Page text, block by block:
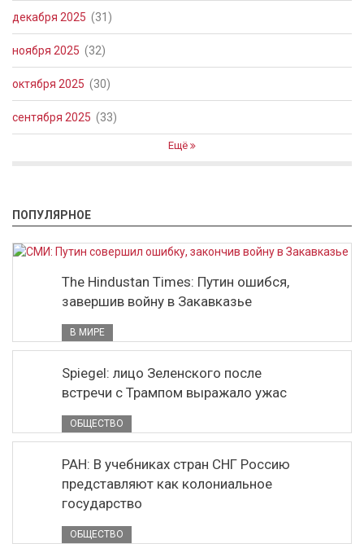
декабря 2025 (31)
ноября 2025 (32)
октября 2025 (30)
сентября 2025 (33)
Ещё
ПОПУЛЯРНОЕ
The Hindustan Times: Путин ошибся,
завершив войну в Закавказье
В МИРЕ
Spiegel: лицо Зеленского после
встречи с Трампом выражало ужас
ОБЩЕСТВО
РАН: В учебниках стран СНГ Россию
представляют как колониальное
государство
ОБЩЕСТВО